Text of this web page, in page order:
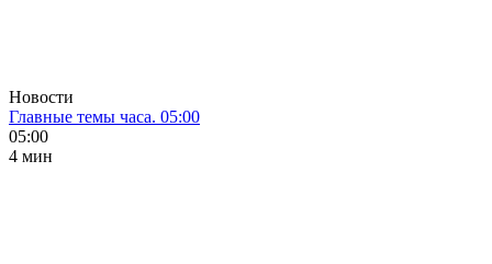
Новости
Главные темы часа. 05:00
05:00
4 мин